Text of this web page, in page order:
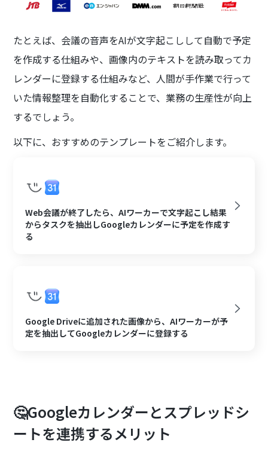
たとえば、会議の音声をAIが文字起こしして自動で予定
を作成する仕組みや、画像内のテキストを読み取ってカ
レンダーに登録する仕組みなど、人間が手作業で行って
いた情報整理を自動化することで、業務の生産性が向上
するでしょう。
以下に、おすすめのテンプレートをご紹介します。
Web会議が終了したら、AIワーカーで文字起こし結果
からタスクを抽出しGoogleカレンダーに予定を作成す
る
Google Driveに追加された画像から、AIワーカーが予
定を抽出してGoogleカレンダーに登録する
🤔Googleカレンダーとスプレッドシ
ートを連携するメリット